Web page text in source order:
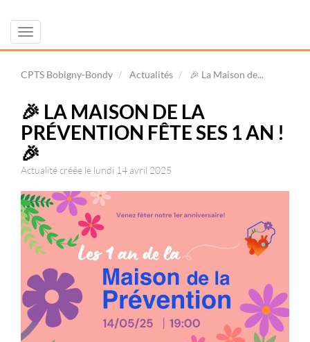
Toggle
navigation
CPTS Bobigny-Bondy Actualités 🎉 La Maison de...
🎉 LA MAISON DE LA
PRÉVENTION FÊTE SES 1 AN !
🎉
Actualité créée le lundi 14 avril 2025